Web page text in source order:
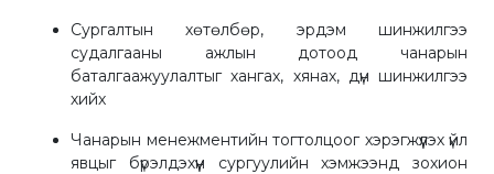
Сургалтын хөтөлбөр, эрдэм шинжилгээ
судалгааны ажлын дотоод чанарын
баталгаажуулалтыг хангах, хянах, дүн шинжилгээ
хийх
Чанарын менежментийн тогтолцоог хэрэгжүүлэх үйл
явцыг бүрэлдэхүүн сургуулийн хэмжээнд зохион